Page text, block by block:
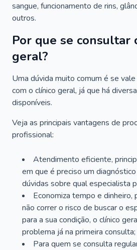
sangue, funcionamento de rins,
outros.
Por que se consultar
geral?
Uma dúvida muito comum é se
com o clínico geral, já que há
disponíveis.
Veja as principais vantagens de
profissional:
Atendimento eficiente,
em que é preciso um
dúvidas sobre qual especialista
Economiza tempo e dinheiro,
não correr o risco de buscar o
para a sua condição, o clínico
problema já na primeira consulta;
Para quem se consulta